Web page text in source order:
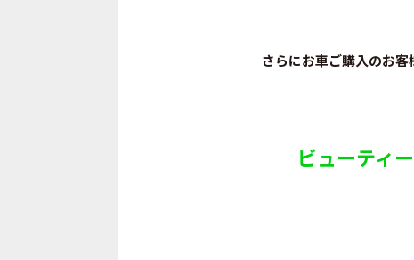
さらにお車ご購入のお客
ビューティ